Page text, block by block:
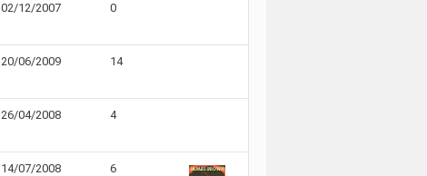
02/12/2007 0
20/06/2009 14
26/04/2008 4
14/07/2008 6